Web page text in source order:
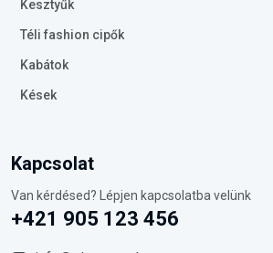
Kesztyűk
Téli fashion cipők
Kabátok
Kések
Kapcsolat
Van kérdésed? Lépjen kapcsolatba velünk
+421 905 123 456